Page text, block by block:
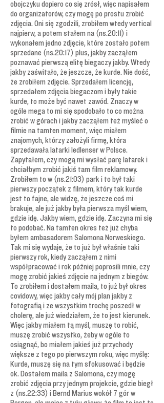
obojczyku dopiero co się zrósł, więc napisałem
do organizatorów, czy mogę po prostu zrobić
zdjęcia. Oni się zgodzili, zrobiłem wtedy vertical
najpierw, a potem stałem na (ns.20:11) i
wykonałem jedno zdjęcie, które zostało potem
sprzedane (ns.20:17) plus, jakby zacząłem
poznawać pierwszą elitę biegaczy jakby. Wtedy
jakby zaświtało, że jeszcze, że kurde. Nie dość,
że zrobiłem zdjęcie. Sprzedałem licencję,
sprzedałem zdjęcia biegaczom i były takie
kurde, to może być nawet zawód. Znaczy w
ogóle mega to mi się spodobało to co można
zrobić w górach i jakby zacząłem też myśleć o
filmie na tamten moment, więc miałem
znajomych, którzy założyli firmę, która
sprzedawała latarki ledlenser w Polsce.
Zapytałem, czy mogą mi wysłać parę latarek i
chciałbym zrobić jakiś tam film reklamowy.
Zrobiłem to w (ns.21:03) park i to był taki
pierwszy początek z filmem, który tak kurde
jest to fajne, ale widzę, że jeszcze coś mi
brakuje, ale już jakby była pierwsza myśl wiem,
gdzie idę. Jakby wiem, gdzie idę. Zaczyna mi się
to podobać. Na tamten okres też już chyba
byłem ambasadorem Salomona Norweskiego.
Tak mi się wydaje, że to już był właśnie taki
pierwszy rok, kiedy zacząłem z nimi
współpracować i rok później poprosili mnie, czy
mogę zrobić jakieś zdjęcie na jednym z biegów.
To zrobiłem i dostałem maila, to już był okres
covidowy, więc jakby cały mój plan jakby z
fotografią i ze wszystkim trochę poszedł w
cholerę, ale już wiedziałem, że to jest kierunek.
Więc jakby miałem tą myśl, muszę to robić,
muszę zrobić wszystko, żeby w ogóle to
osiągnąć, bo miałem jakieś już przychody
większe z tego po pierwszym roku, więc myślę:
Kurde, muszę się na tym sfokusować i będzie
ok. Dostałem maila z Salomona, czy mogę
zrobić zdjęcia przy jednym projekcie, gdzie biegł
z (ns.22:33) i Bernd Marius wokół 7 gór w